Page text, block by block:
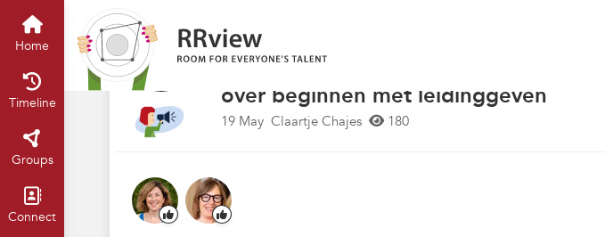
Home
Timeline
Groups
Connect
“Een goede manager lost geen
echt een eyeopener” Universiteit
over beginnen met leidinggeven
19 May Claartje Chajes 180